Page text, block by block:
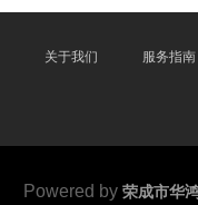
关于我们 服务指南
Powered by 荣成市华